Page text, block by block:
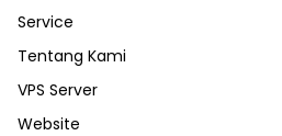
Service
Tentang Kami
VPS Server
Website